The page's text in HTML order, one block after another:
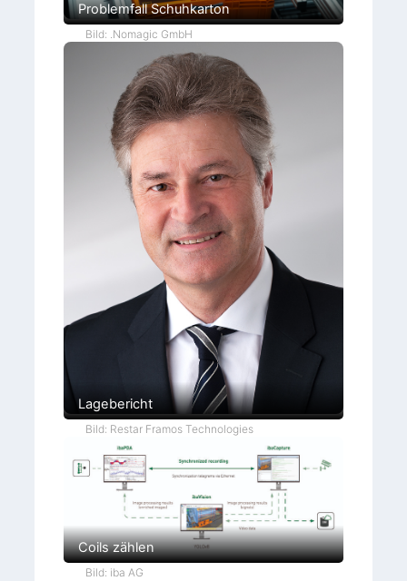
Problemfall Schuhkarton
Bild: .Nomagic GmbH
Lagebericht
Bild: Restar Framos Technologies
Coils zählen
Bild: iba AG